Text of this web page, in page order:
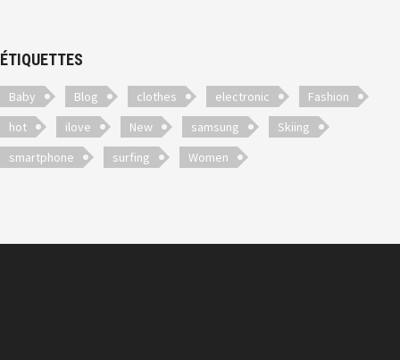
ÉTIQUETTES
Baby Blog clothes electronic
Fashion
hot
ilove New samsung
Skiing
smartphone
surfing Women